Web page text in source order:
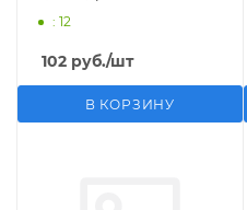
M1/2">F1/4"
: 12
102 руб./шт
В КОРЗИНУ